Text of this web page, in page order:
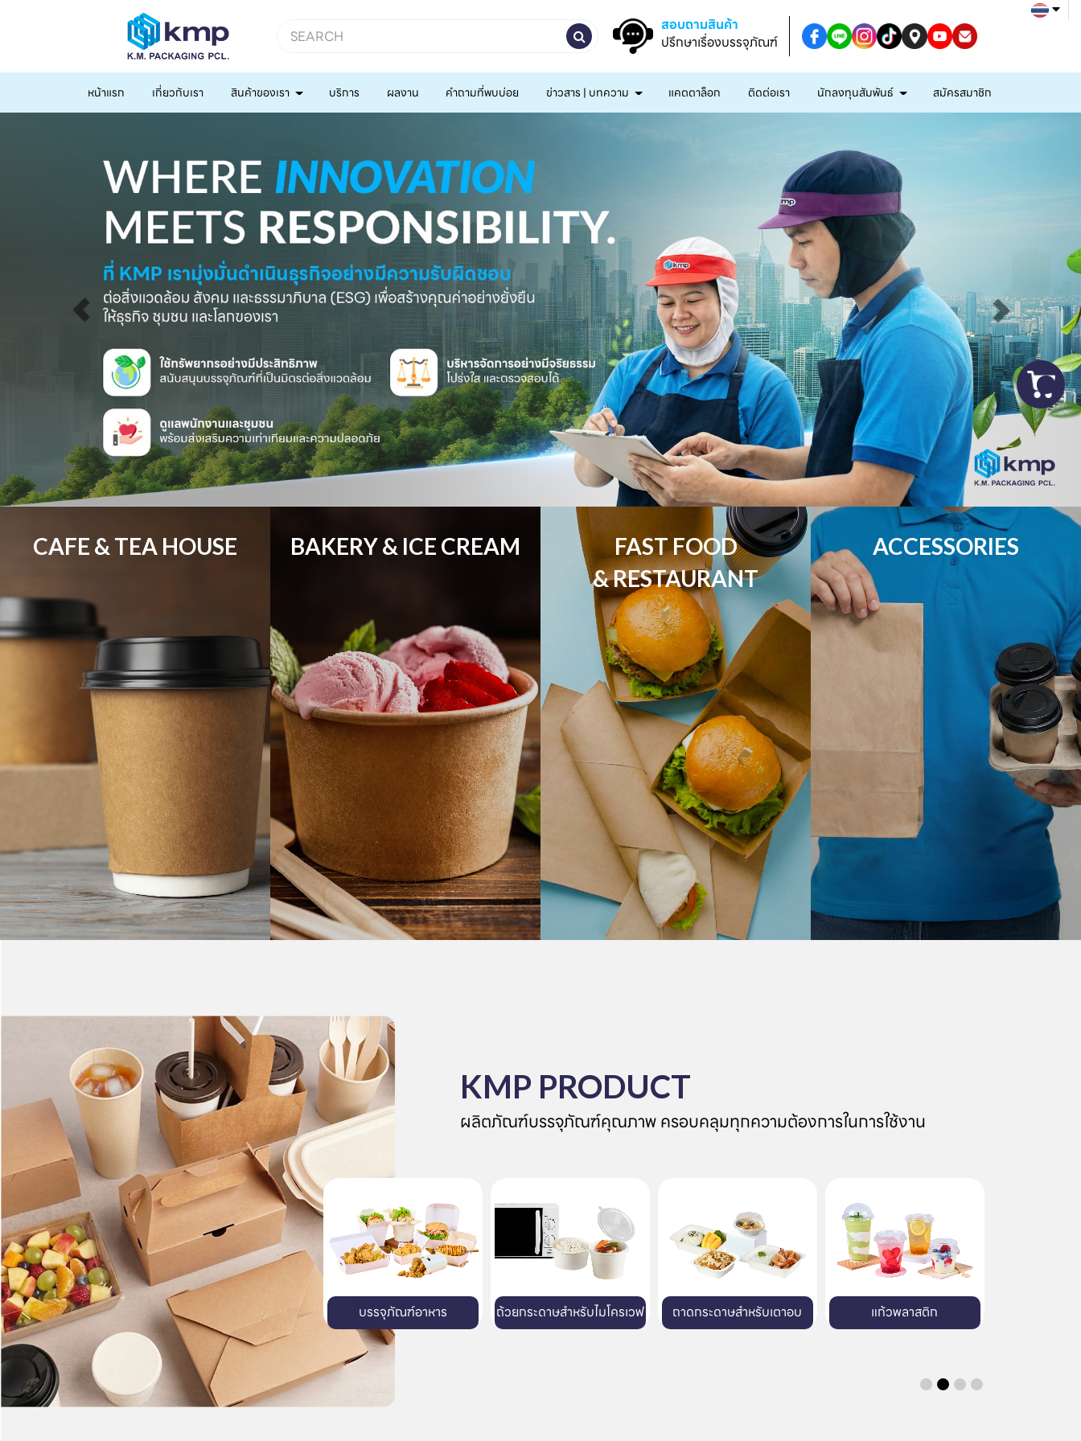
สอบถามสินค้า
ปรึกษาเรื่องบรรจุภัณฑ์
หน้าแรก เกี่ยวกับเรา สินค้าของเรา บริการ ผลงาน คำถามที่พบบ่อย ข่าวสาร | บทความ แคตตาล็อก ติดต่อเรา นักลงทุนสัมพันธ์ สมัครสมาชิก
CAFE & TEA HOUSE BAKERY & ICE CREAM
FAST FOOD
& RESTAURANT
ACCESSORIES
KMP PRODUCT
ผลิตภัณฑ์บรรจุภัณฑ์คุณภาพ ครอบคลุมทุกความต้องการในการใช้งาน
บรรจุภัณฑ์ไบโอรักษ์โลก บรรจุภัณฑ์อาหาร ถ้วยกระดาษสำหรับไมโครเวฟ ถาดกระดาษสำหรับเตาอบ แก้วพลาสติก บรรจุภัณฑ์พลาสติก